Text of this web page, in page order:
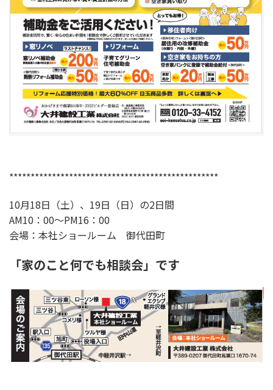
*************************************************
10月18日（土）、19日（日）の2日間
AM10：00～PM16：00
会場：本社ショールーム 御代田町
「家のこと何でも相談会」です